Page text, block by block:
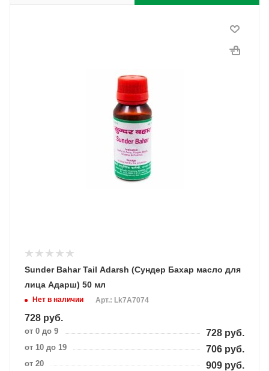
Sunder Bahar Tail Adarsh (Сундер Бахар масло для
лица Адарш) 50 мл
Нет в наличии Арт.: Lk7A7074
728 руб.
от 0 до 9 728 руб.
от 10 до 19 706 руб.
от 20 909 руб.